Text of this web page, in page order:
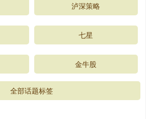
泸深策略
七星
金牛股
全部话题标签